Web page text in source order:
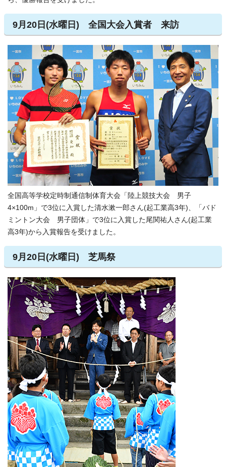
9月20日(水曜日) 全国大会入賞者 来訪
全国高等学校定時制通信制体育大会「陸上競技大会 男子
4×100m」で3位に入賞した清水漱一郎さん(起工業高3年)、「バド
ミントン大会 男子団体」で3位に入賞した尾関祐人さん(起工業
高3年)から入賞報告を受けました。
9月20日(水曜日) 芝馬祭